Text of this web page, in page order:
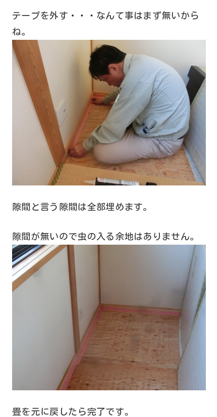
テープを外す・・・なんて事はまず無いから
ね。
隙間と言う隙間は全部埋めます。
隙間が無いので虫の入る余地はありません。
畳を元に戻したら完了です。